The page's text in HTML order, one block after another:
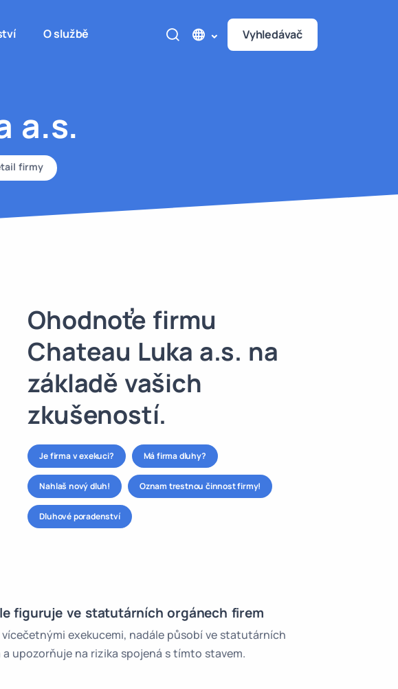
O službě Vyhledávač
a.s.
firmy
Ohodnoťe firmu
Chateau Luka a.s. na
základě vašich
zkušeností.
Je firma v exekuci? Má firma dluhy?
Nahlaš nový dluh! Oznam trestnou činnost firmy!
Dluhové poradenství
figuruje ve statutárních orgánech firem
exekucemi, nadále působí ve statutárních
upozorňuje na rizika spojená s tímto stavem.